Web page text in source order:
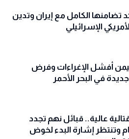
تضامنها الكامل مع إيران وتدين
الإسرائيلي
أفشل الإغراءات وفرض
في البحر الأحمر
عالية.. قبائل نهم تجدد
وتنتظر إشارة البدء لخوض